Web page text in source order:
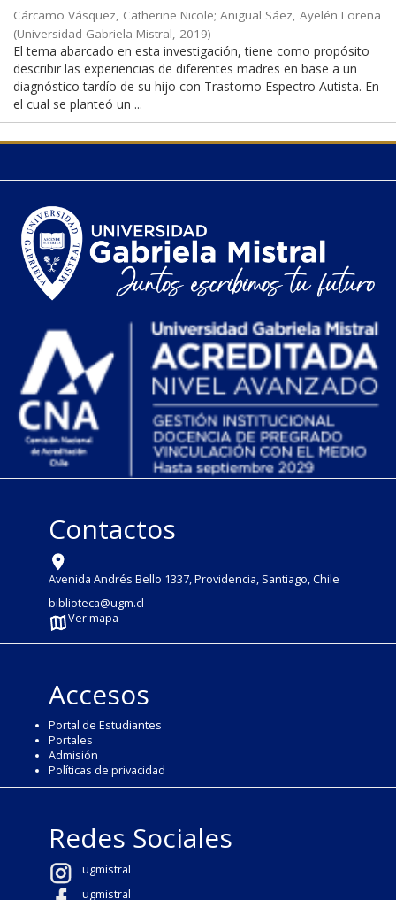
Cárcamo Vásquez, Catherine Nicole; Añigual Sáez, Ayelén Lorena
(Universidad Gabriela Mistral, 2019)
El tema abarcado en esta investigación, tiene como propósito
describir las experiencias de diferentes madres en base a un
diagnóstico tardío de su hijo con Trastorno Espectro Autista. En
el cual se planteó un ...
Contactos
Avenida Andrés Bello 1337, Providencia, Santiago, Chile
biblioteca@ugm.cl
Ver mapa
Accesos
Portal de Estudiantes
Portales
Admisión
Políticas de privacidad
Redes Sociales
ugmistral
ugmistral